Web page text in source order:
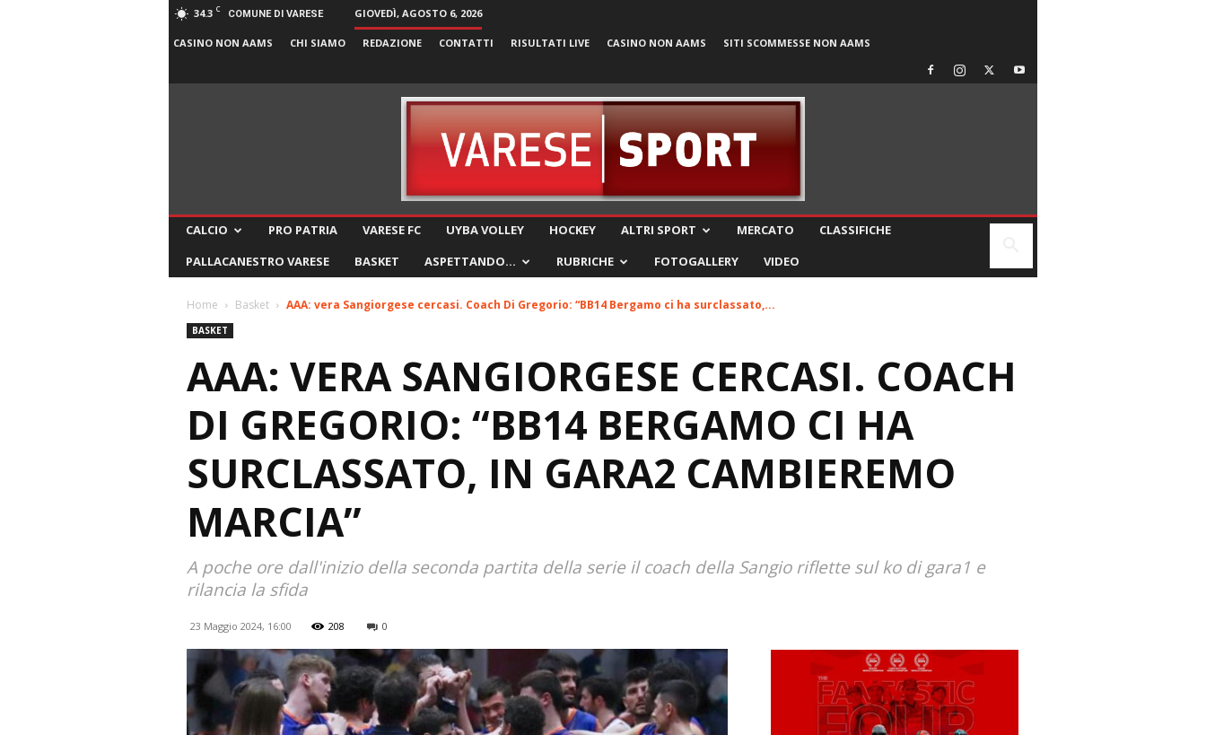
34.3 C COMUNE DI VARESE GIOVEDÌ, AGOSTO 6, 2026
CASINO NON AAMS CHI SIAMO REDAZIONE CONTATTI RISULTATI LIVE CASINO NON AAMS SITI SCOMMESSE NON AAMS
CALCIO PRO PATRIA VARESE FC UYBA VOLLEY HOCKEY ALTRI SPORT MERCATO
CLASSIFICHE
PALLACANESTRO VARESE
BASKET ASPETTANDO… RUBRICHE FOTOGALLERY VIDEO
Home Basket AAA: vera Sangiorgese cercasi. Coach Di Gregorio: “BB14 Bergamo ci ha surclassato,...
BASKET
AAA: VERA SANGIORGESE CERCASI. COACH
DI GREGORIO: “BB14 BERGAMO CI HA
SURCLASSATO, IN GARA2 CAMBIEREMO
MARCIA”
A poche ore dall'inizio della seconda partita della serie il coach della Sangio riflette sul ko di gara1 e
rilancia la sfida
23 Maggio 2024, 16:00 208 0